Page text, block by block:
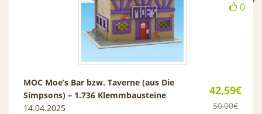
0
42,59€
50,00€
MOC Moe’s Bar bzw. Taverne (aus Die
Simpsons) – 1.736 Klemmbausteine
14.04.2025